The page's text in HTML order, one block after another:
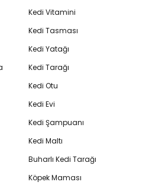
Kedi Vitamini
Kedi Tasması
Kedi Yatağı
Kedi Tarağı
Kedi Otu
Kedi Evi
Kedi Şampuanı
Kedi Maltı
Buharlı Kedi Tarağı
Köpek Maması